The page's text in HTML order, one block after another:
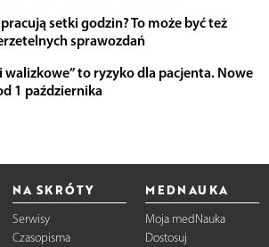
setki godzin? To może być też
sprawozdań
walizkowe” to ryzyko dla pacjenta. Nowe
1 października
NA SKRÓTY
Serwisy
Czasopisma
MEDNAUKA
Moja medNauka
Dostosuj